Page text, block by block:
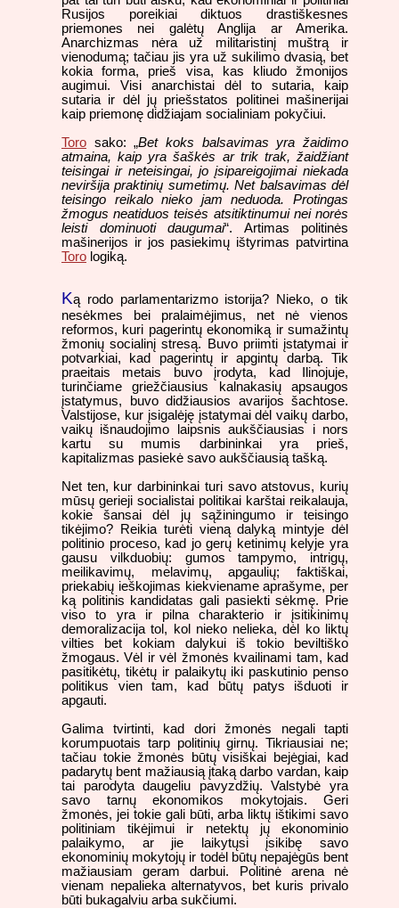
Rusijos poreikiai diktuos drastiškesnes
priemones nei galėtų Anglija ar Amerika.
Anarchizmas nėra už militaristinį muštrą ir
vienodumą; tačiau jis yra už sukilimo dvasią, bet
kokia forma, prieš visa, kas kliudo žmonijos
augimui. Visi anarchistai dėl to sutaria, kaip
sutaria ir dėl jų priešstatos politinei mašinerijai
kaip priemonę didžiajam socialiniam pokyčiui.
Toro sako: „Bet koks balsavimas yra žaidimo
atmaina, kaip yra šaškės ar trik trak, žaidžiant
teisingai ir neteisingai, jo įsipareigojimai niekada
neviršija praktinių sumetimų. Net balsavimas dėl
teisingo reikalo nieko jam neduoda. Protingas
žmogus neatiduos teisės atsitiktinumui nei norės
leisti dominuoti daugumai“. Artimas politinės
mašinerijos ir jos pasiekimų ištyrimas patvirtina
Toro logiką.
Ką rodo parlamentarizmo istorija? Nieko, o tik
nesėkmes bei pralaimėjimus, net nė vienos
reformos, kuri pagerintų ekonomiką ir sumažintų
žmonių socialinį stresą. Buvo priimti įstatymai ir
potvarkiai, kad pagerintų ir apgintų darbą. Tik
praeitais metais buvo įrodyta, kad Ilinojuje,
turinčiame griežčiausius kalnakasių apsaugos
įstatymus, buvo didžiausios avarijos šachtose.
Valstijose, kur įsigalėję įstatymai dėl vaikų darbo,
vaikų išnaudojimo laipsnis aukščiausias i nors
kartu su mumis darbininkai yra prieš,
kapitalizmas pasiekė savo aukščiausią tašką.
Net ten, kur darbininkai turi savo atstovus, kurių
mūsų gerieji socialistai politikai karštai reikalauja,
kokie šansai dėl jų sąžiningumo ir teisingo
tikėjimo? Reikia turėti vieną dalyką mintyje dėl
politinio proceso, kad jo gerų ketinimų kelyje yra
gausu vilkduobių: gumos tampymo, intrigų,
meilikavimų, melavimų, apgaulių; faktiškai,
priekabių ieškojimas kiekviename aprašyme, per
ką politinis kandidatas gali pasiekti sėkmę. Prie
viso to yra ir pilna charakterio ir įsitikinimų
demoralizacija tol, kol nieko nelieka, dėl ko liktų
vilties bet kokiam dalykui iš tokio beviltiško
žmogaus. Vėl ir vėl žmonės kvailinami tam, kad
pasitikėtų, tikėtų ir palaikytų iki paskutinio penso
politikus vien tam, kad būtų patys išduoti ir
apgauti.
Galima tvirtinti, kad dori žmonės negali tapti
korumpuotais tarp politinių girnų. Tikriausiai ne;
tačiau tokie žmonės būtų visiškai bejėgiai, kad
padarytų bent mažiausią įtaką darbo vardan, kaip
tai parodyta daugeliu pavyzdžių. Valstybė yra
savo tarnų ekonomikos mokytojais. Geri
žmonės, jei tokie gali būti, arba liktų ištikimi savo
politiniam tikėjimui ir netektų jų ekonominio
palaikymo, ar jie laikytųsi įsikibę savo
ekonominių mokytojų ir todėl būtų nepajėgūs bent
mažiausiam geram darbui. Politinė arena nė
vienam nepalieka alternatyvos, bet kuris privalo
būti bukagalviu arba sukčiumi.